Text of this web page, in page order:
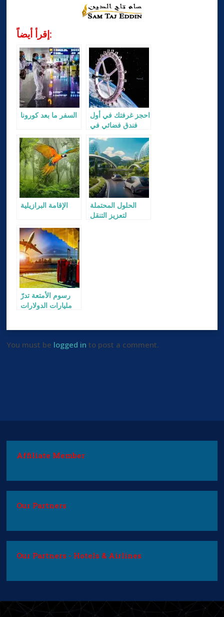
إقرأ أيضاً:
السفر ما بعد كورونا
احجز غرفتك في أول
فندق فضائي في
الإقامة البرازيلية
الحلول المحتملة
لتعزيز التنقل
رسوم الأمتعة تدرّ
مليارات الدولارات
You must be logged in to post a comment.
Affiliate Member
Our Partners
Our Partners - Hotels & Airlines